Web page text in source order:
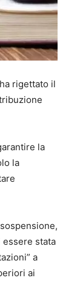
ha rigettato il
la
la
stata
a
ai